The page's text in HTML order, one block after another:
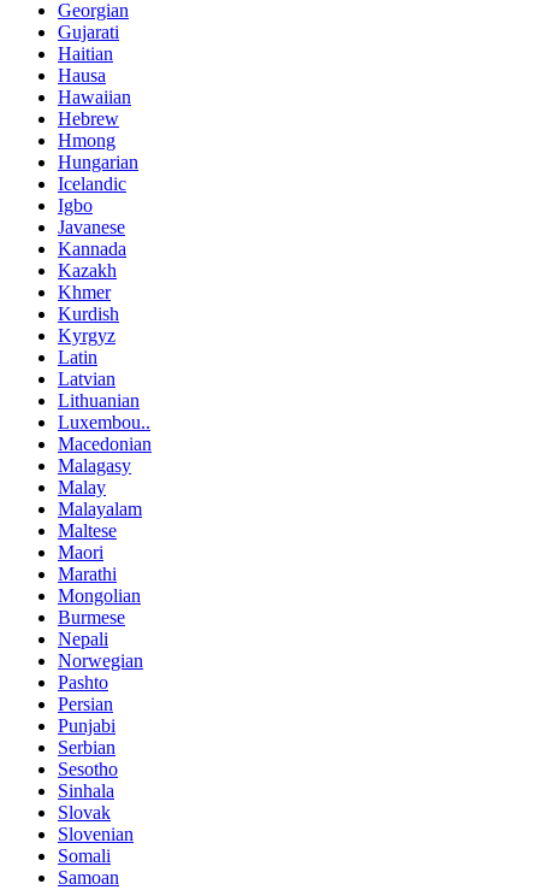
Georgian
Gujarati
Haitian
Hausa
Hawaiian
Hebrew
Hmong
Hungarian
Icelandic
Igbo
Javanese
Kannada
Kazakh
Khmer
Kurdish
Kyrgyz
Latin
Latvian
Lithuanian
Luxembou..
Macedonian
Malagasy
Malay
Malayalam
Maltese
Maori
Marathi
Mongolian
Burmese
Nepali
Norwegian
Pashto
Persian
Punjabi
Serbian
Sesotho
Sinhala
Slovak
Slovenian
Somali
Samoan